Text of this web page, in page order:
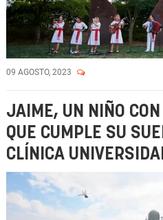
09 AGOSTO, 2023
JAIME, UN NIÑO
QUE CUMPLE SU
CLÍNICA